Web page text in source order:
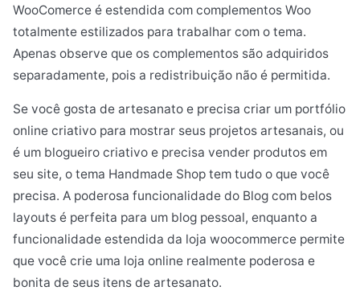
WooComerce é estendida com complementos Woo
totalmente estilizados para trabalhar com o tema.
Apenas observe que os complementos são adquiridos
separadamente, pois a redistribuição não é permitida.
Se você gosta de artesanato e precisa criar um portfólio
online criativo para mostrar seus projetos artesanais, ou
é um blogueiro criativo e precisa vender produtos em
seu site, o tema Handmade Shop tem tudo o que você
precisa. A poderosa funcionalidade do Blog com belos
layouts é perfeita para um blog pessoal, enquanto a
funcionalidade estendida da loja woocommerce permite
que você crie uma loja online realmente poderosa e
bonita de seus itens de artesanato.